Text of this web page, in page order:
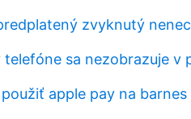
zvyknutý
telefóne sa nezobrazuje v
apple pay na